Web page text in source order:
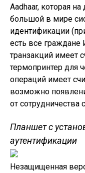
Aadhaar, которая
большой в мире
идентификации
есть все
транзакций имеет
термопринтер для
операций имеет
возможно
от
Планшет с
аутентификации
Незащищенная